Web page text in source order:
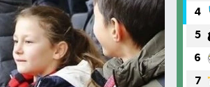
4
5
6
7